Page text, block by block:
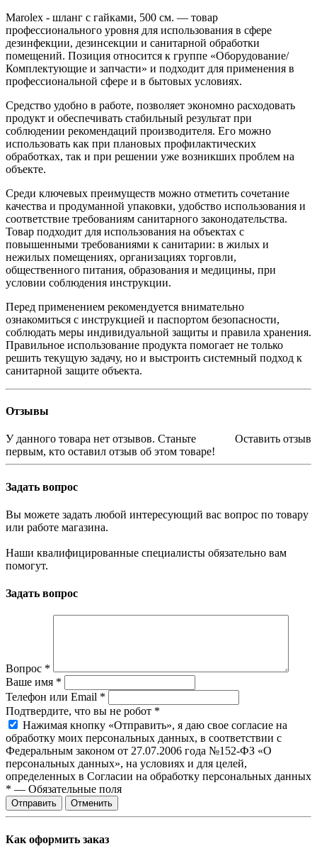
Marolex - шланг с гайками, 500 см. — товар
профессионального уровня для использования в сфере
дезинфекции, дезинсекции и санитарной обработки
помещений. Позиция относится к группе «Оборудование/
Комплектующие и запчасти» и подходит для применения в
профессиональной сфере и в бытовых условиях.
Средство удобно в работе, позволяет экономно расходовать
продукт и обеспечивать стабильный результат при
соблюдении рекомендаций производителя. Его можно
использовать как при плановых профилактических
обработках, так и при решении уже возникших проблем на
объекте.
Среди ключевых преимуществ можно отметить сочетание
качества и продуманной упаковки, удобство использования и
соответствие требованиям санитарного законодательства.
Товар подходит для использования на объектах с
повышенными требованиями к санитарии: в жилых и
нежилых помещениях, организациях торговли,
общественного питания, образования и медицины, при
условии соблюдения инструкции.
Перед применением рекомендуется внимательно
ознакомиться с инструкцией и паспортом безопасности,
соблюдать меры индивидуальной защиты и правила хранения.
Правильное использование продукта помогает не только
решить текущую задачу, но и выстроить системный подход к
санитарной защите объекта.
Отзывы
Оставить отзыв
У данного товара нет отзывов. Станьте
первым, кто оставил отзыв об этом товаре!
Задать вопрос
Вы можете задать любой интересующий вас вопрос по товару
или работе магазина.
Наши квалифицированные специалисты обязательно вам
помогут.
Задать вопрос
Вопрос *
Ваше имя *
Телефон или Email *
Подтвердите, что вы не робот *
Нажимая кнопку «Отправить», я даю свое согласие на
обработку моих персональных данных, в соответствии с
Федеральным законом от 27.07.2006 года №152-ФЗ «О
персональных данных», на условиях и для целей,
определенных в Согласии на обработку персональных данных
* — Обязательные поля
Отправить Отменить
Как оформить заказ